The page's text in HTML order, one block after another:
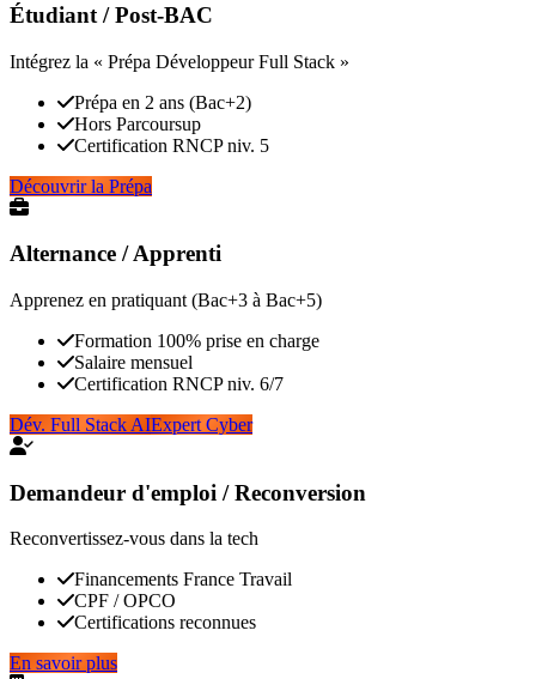
Étudiant / Post-BAC
Intégrez la « Prépa Développeur Full Stack »
Prépa en 2 ans (Bac+2)
Hors Parcoursup
Certification RNCP niv. 5
Découvrir la Prépa
Alternance / Apprenti
Apprenez en pratiquant (Bac+3 à Bac+5)
Formation 100% prise en charge
Salaire mensuel
Certification RNCP niv. 6/7
Dév. Full Stack AIExpert Cyber
Demandeur d'emploi / Reconversion
Reconvertissez-vous dans la tech
Financements France Travail
CPF / OPCO
Certifications reconnues
En savoir plus